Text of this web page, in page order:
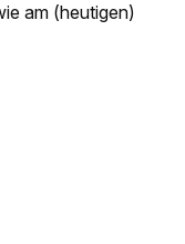
am (heutigen)